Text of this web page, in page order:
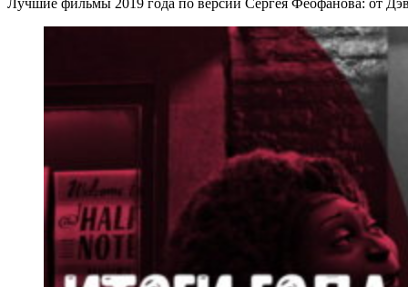
Лучшие фильмы 2019 года по версии Сергея Феофанова: от